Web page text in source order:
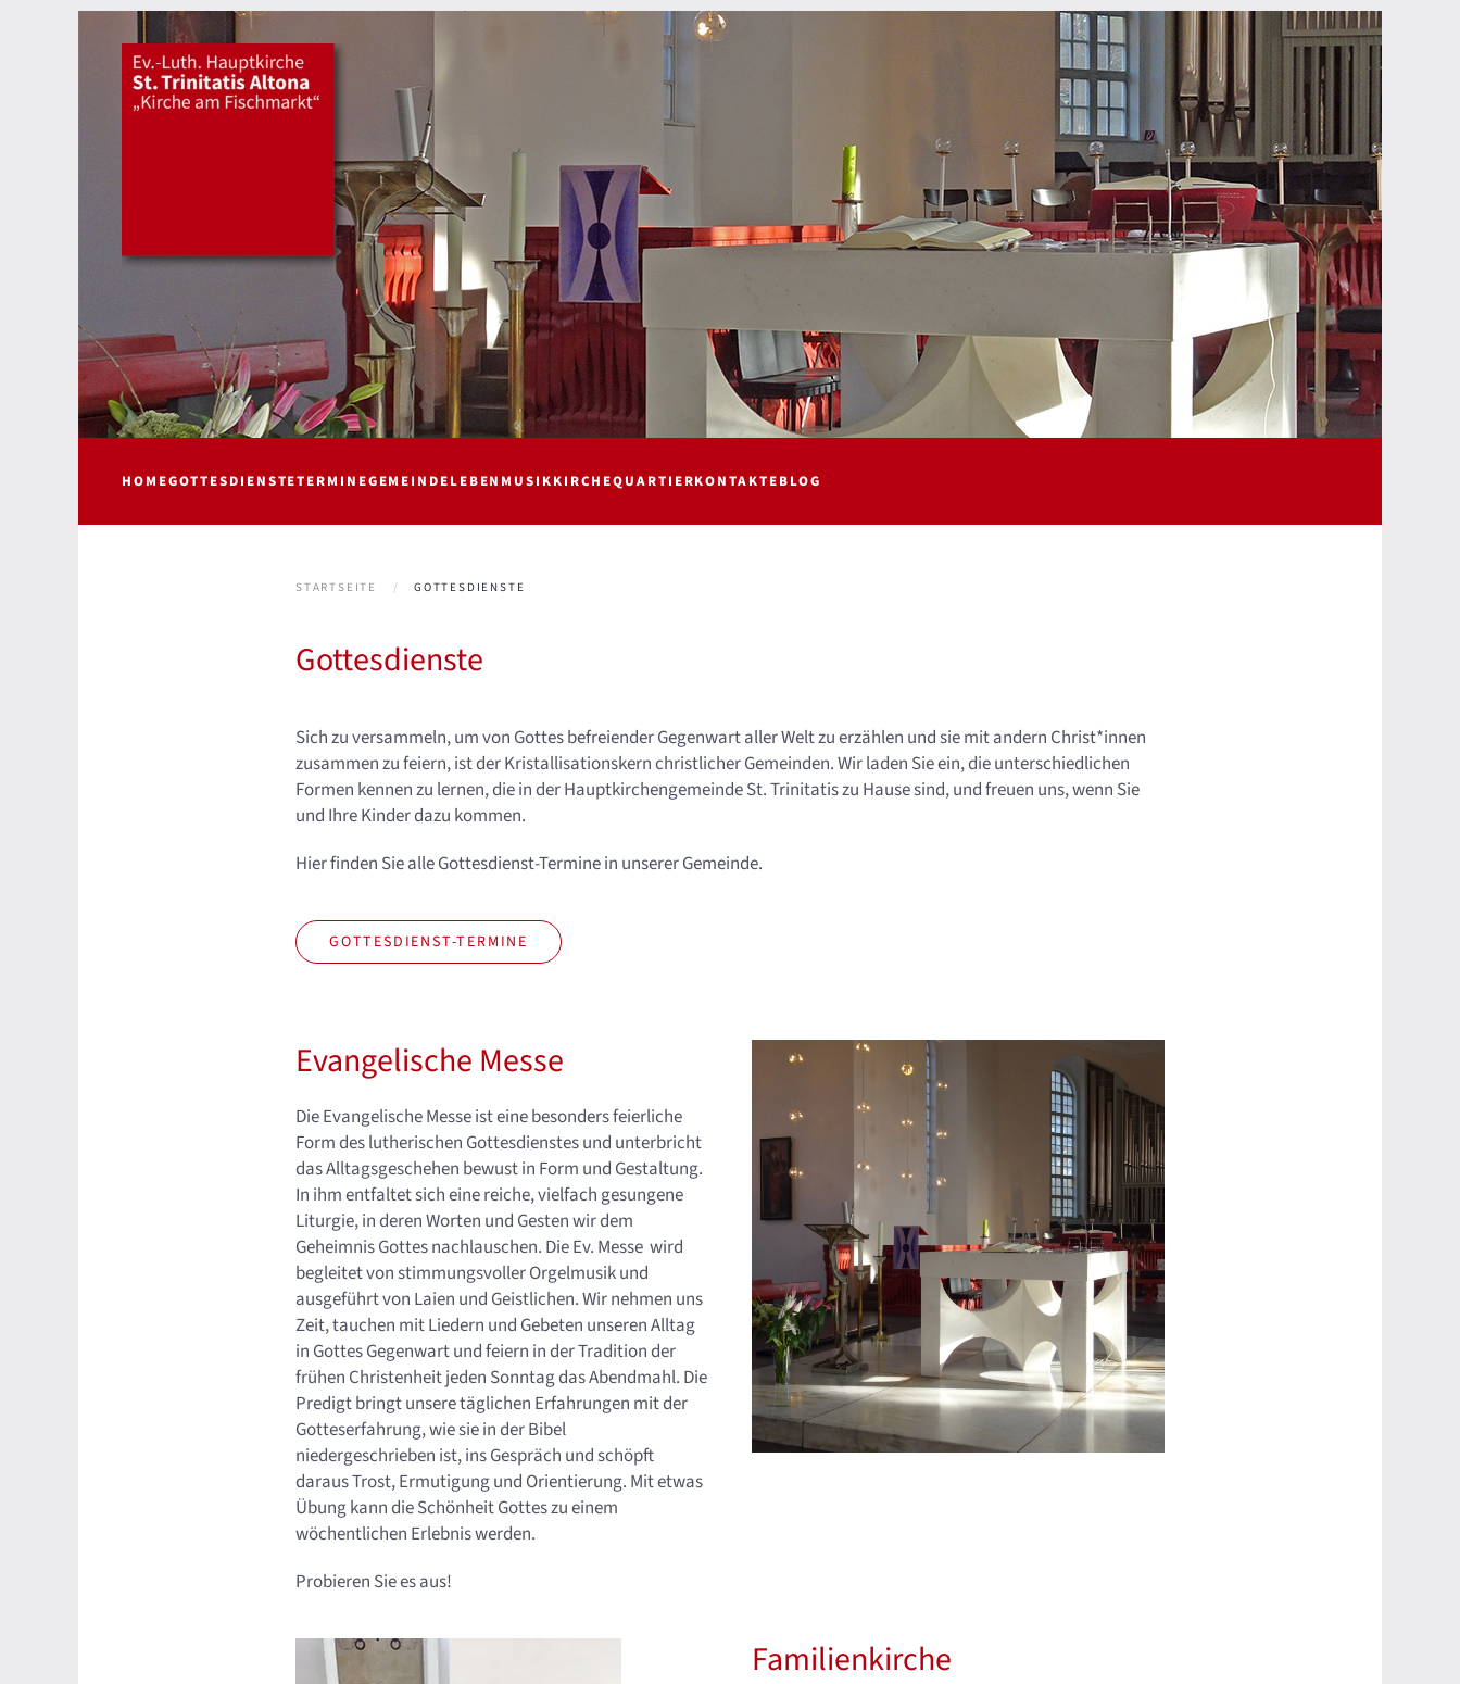
HOMEGOTTESDIENSTETERMINEGEMEINDELEBEN MUSIKKIRCHEQUARTIERKONTAKTEBLOG
STARTSEITE GOTTESDIENSTE
Gottesdienste
Sich zu versammeln, um von Gottes befreiender Gegenwart aller Welt zu erzählen und sie mit andern Christ*innen
zusammen zu feiern, ist der Kristallisationskern christlicher Gemeinden. Wir laden Sie ein, die unterschiedlichen
Formen kennen zu lernen, die in der Hauptkirchengemeinde St. Trinitatis zu Hause sind, und freuen uns, wenn Sie
und Ihre Kinder dazu kommen.
Hier finden Sie alle Gottesdienst-Termine in unserer Gemeinde.
GOTTESDIENST-TERMINE
Evangelische Messe
Die Evangelische Messe ist eine besonders feierliche
Form des lutherischen Gottesdienstes und unterbricht
das Alltagsgeschehen bewust in Form und Gestaltung.
In ihm entfaltet sich eine reiche, vielfach gesungene
Liturgie, in deren Worten und Gesten wir dem
Geheimnis Gottes nachlauschen. Die Ev. Messe wird
begleitet von stimmungsvoller Orgelmusik und
ausgeführt von Laien und Geistlichen. Wir nehmen uns
Zeit, tauchen mit Liedern und Gebeten unseren Alltag
in Gottes Gegenwart und feiern in der Tradition der
frühen Christenheit jeden Sonntag das Abendmahl. Die
Predigt bringt unsere täglichen Erfahrungen mit der
Gotteserfahrung, wie sie in der Bibel
niedergeschrieben ist, ins Gespräch und schöpft
daraus Trost, Ermutigung und Orientierung. Mit etwas
Übung kann die Schönheit Gottes zu einem
wöchentlichen Erlebnis werden.
Probieren Sie es aus!
Familienkirche